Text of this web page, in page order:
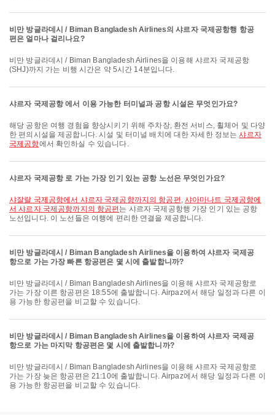
비만 방글라데시 / Biman Bangladesh Airlines의 샤르자 국제공항행 항공
편은 얼마나 걸리나요?
비만 방글라데시 / Biman Bangladesh Airlines을 이용해 샤르자 국제공항
(SHJ)까지 가는 비행 시간은 약 5시간 14분입니다.
샤르자 국제공항 에서 이용 가능한 터미널과 공항 시설은 무엇인가요?
해당 공항은 여행 경험을 향상시키기 위해 주차장, 환전 서비스, 휠체어 및 다양
한 편의시설을 제공합니다. 시설 및 터미널 배치에 대한 자세한 정보는샤르자
국제공항에서 확인하실 수 있습니다.
샤르자 국제공항 로 가는 가장 인기 있는 공항 노선은 무엇인가요?
샤잘랄 국제공항에서 샤르자 국제공항까지의 항공편 , 샤아마나트 국제공항에
서 샤르자 국제공항까지의 항공편 는 샤르자 국제공항행 가장 인기 있는 공항
노선입니다. 이 노선들은 여행에 편리한 연결을 제공합니다.
비만 방글라데시 / Biman Bangladesh Airlines을 이용하여 샤르자 국제공
항으로 가는 가장 빠른 항공편은 몇 시에 출발합니까?
비만 방글라데시 / Biman Bangladesh Airlines을 이용해 샤르자 국제공항로
가는 가장 이른 항공편은 18:55에 출발합니다. Airpaz에서 해당 일정과 다른 이
용 가능한 항공편을 비교할 수 있습니다.
비만 방글라데시 / Biman Bangladesh Airlines을 이용하여 샤르자 국제공
항으로 가는 마지막 항공편은 몇 시에 출발합니까?
비만 방글라데시 / Biman Bangladesh Airlines을 이용해 샤르자 국제공항로
가는 가장 늦은 항공편은 21:10에 출발합니다. Airpaz에서 해당 일정과 다른 이
용 가능한 항공편을 비교할 수 있습니다.